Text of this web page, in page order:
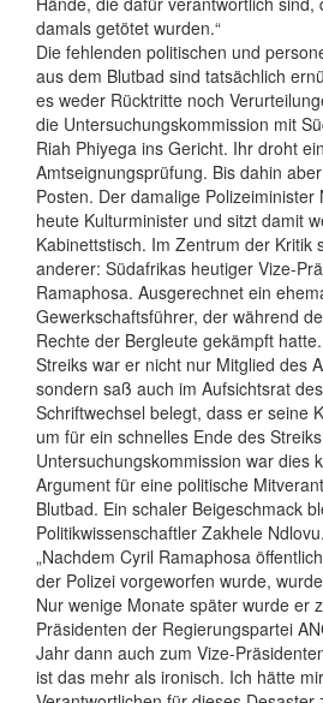
damals getötet wurden.“
Die fehlenden politischen und
aus dem Blutbad sind tatsächlich
es weder Rücktritte noch
die Untersuchungskommission mit
Riah Phiyega ins Gericht. Ihr droht
Amtseignungsprüfung. Bis dahin
Posten. Der damalige Polizeiminister
heute Kulturminister und sitzt damit
Kabinettstisch. Im Zentrum der Kritik
anderer: Südafrikas heutiger Vize-
Ramaphosa. Ausgerechnet ein
Gewerkschaftsführer, der während
Rechte der Bergleute gekämpft
Streiks war er nicht nur Mitglied des
sondern saß auch im Aufsichtsrat
Schriftwechsel belegt, dass er seine
um für ein schnelles Ende des
Untersuchungskommission war dies
Argument für eine politische
Blutbad. Ein schaler Beigeschmack
Politikwissenschaftler Zakhele Ndlovu.
„Nachdem Cyril Ramaphosa
der Polizei vorgeworfen wurde,
Nur wenige Monate später wurde er
Präsidenten der Regierungspartei
Jahr dann auch zum Vize-
ist das mehr als ironisch. Ich hätte